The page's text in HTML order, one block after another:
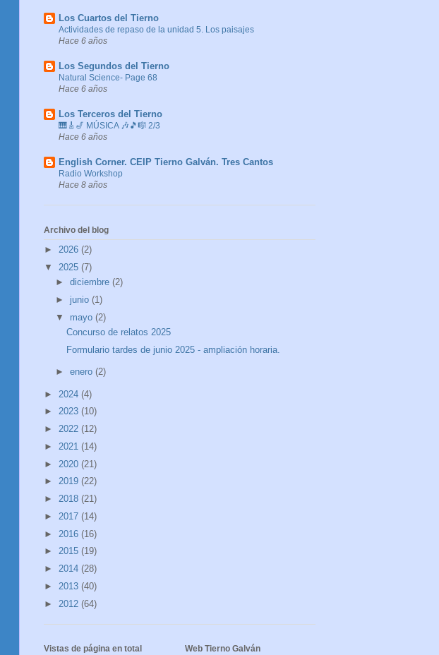
Los Cuartos del Tierno
Actividades de repaso de la unidad 5. Los paisajes
Hace 6 años
Los Segundos del Tierno
Natural Science- Page 68
Hace 6 años
Los Terceros del Tierno
🎹🎸🎷 MÚSICA 🎶🎵🎼 2/3
Hace 6 años
English Corner. CEIP Tierno Galván. Tres Cantos
Radio Workshop
Hace 8 años
Archivo del blog
► 2026 (2)
▼ 2025 (7)
► diciembre (2)
► junio (1)
▼ mayo (2)
Concurso de relatos 2025
Formulario tardes de junio 2025 - ampliación horaria.
► enero (2)
► 2024 (4)
► 2023 (10)
► 2022 (12)
► 2021 (14)
► 2020 (21)
► 2019 (22)
► 2018 (21)
► 2017 (14)
► 2016 (16)
► 2015 (19)
► 2014 (28)
► 2013 (40)
► 2012 (64)
Vistas de página en total Web Tierno Galván